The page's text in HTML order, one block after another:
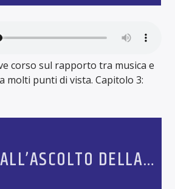
corso sul rapporto tra musica e
molti punti di vista. Capitolo 3:
DELLA